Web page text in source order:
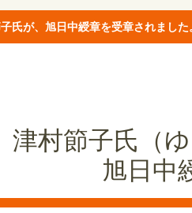
氏が、旭日中綬章を受章されました
津村節子氏（
旭日中